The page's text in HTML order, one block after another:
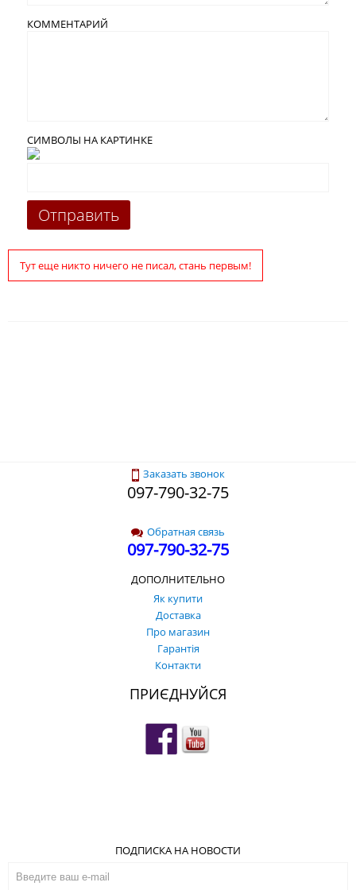
КОММЕНТАРИЙ
СИМВОЛЫ НА КАРТИНКЕ
Тут еще никто ничего не писал, стань первым!
Заказать звонок
097-790-32-75
Обратная связь
097-790-32-75
ДОПОЛНИТЕЛЬНО
Як купити
Доставка
Про магазин
Гарантія
Контакти
ПРИЄДНУЙСЯ
ПОДПИСКА НА НОВОСТИ